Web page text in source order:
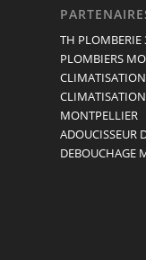
TH PLOMBERIE
PLOMBIERS
MONTPELLIER
ADOUCISSEUR
DEBOUCHAGE